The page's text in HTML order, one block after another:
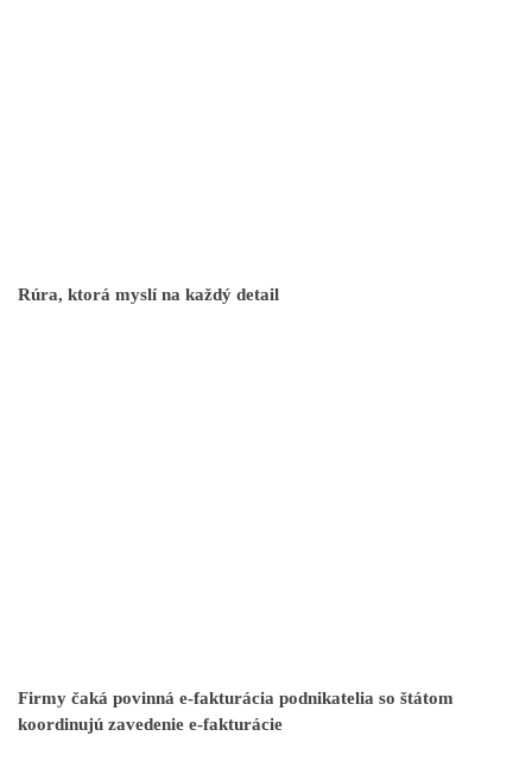
Rúra, ktorá myslí na každý detail
Firmy čaká povinná e-fakturácia podnikatelia so štátom
koordinujú zavedenie e-fakturácie